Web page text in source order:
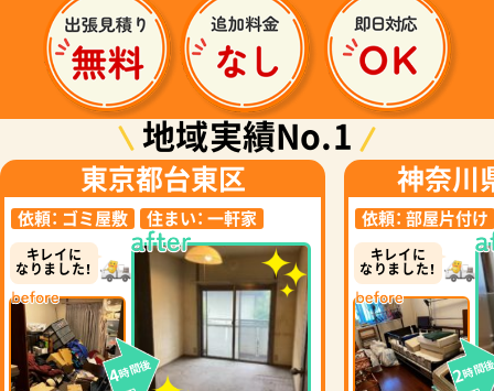
地域実績No.1
東京都台東区
依頼： ゴミ屋敷 住まい： 一軒家
キレイに
なりました！
4時間後
神奈川
依頼： 部屋片付け
キレイに
なりました！
2時間